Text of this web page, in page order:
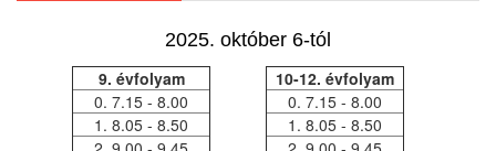
2025. október 6-tól
9. évfolyam
0. 7.15 - 8.00
1. 8.05 - 8.50
10-12. évfolyam
0. 7.15 - 8.00
1. 8.05 - 8.50